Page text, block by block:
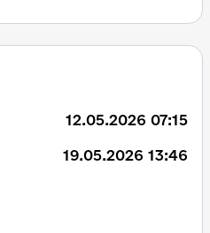
12.05.2026 07:15
19.05.2026 13:46